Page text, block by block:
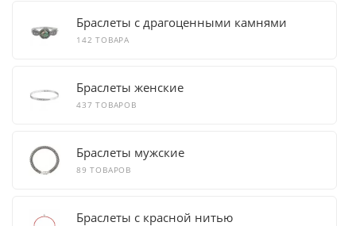
Браслеты с драгоценными камнями
142 ТОВАРА
Браслеты женские
437 ТОВАРОВ
Браслеты мужские
89 ТОВАРОВ
Браслеты с красной нитью